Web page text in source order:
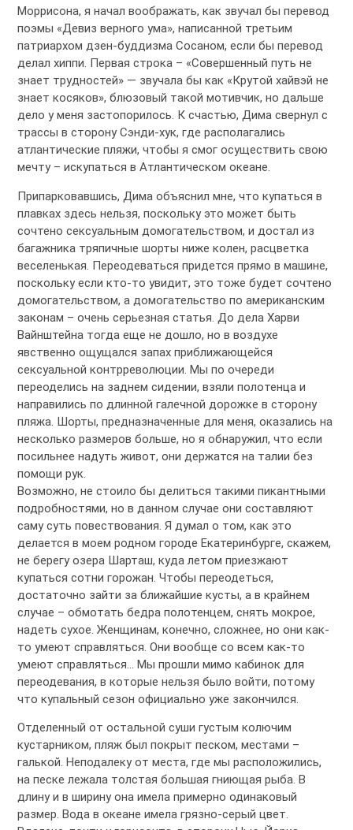
Моррисона, я начал воображать, как звучал бы перевод
поэмы «Девиз верного ума», написанной третьим
патриархом дзен-буддизма Сосаном, если бы перевод
делал хиппи. Первая строка – «Совершенный путь не
знает трудностей» — звучала бы как «Крутой хайвэй не
знает косяков», блюзовый такой мотивчик, но дальше
дело у меня застопорилось. К счастью, Дима свернул с
трассы в сторону Сэнди-хук, где располагались
атлантические пляжи, чтобы я смог осуществить свою
мечту – искупаться в Атлантическом океане.
Припарковавшись, Дима объяснил мне, что купаться в
плавках здесь нельзя, поскольку это может быть
сочтено сексуальным домогательством, и достал из
багажника тряпичные шорты ниже колен, расцветка
веселенькая. Переодеваться придется прямо в машине,
поскольку если кто-то увидит, это тоже будет сочтено
домогательством, а домогательство по американским
законам – очень серьезная статья. До дела Харви
Вайнштейна тогда еще не дошло, но в воздухе
явственно ощущался запах приближающейся
сексуальной контрреволюции. Мы по очереди
переоделись на заднем сидении, взяли полотенца и
направились по длинной галечной дорожке в сторону
пляжа. Шорты, предназначенные для меня, оказались на
несколько размеров больше, но я обнаружил, что если
посильнее надуть живот, они держатся на талии без
помощи рук.
Возможно, не стоило бы делиться такими пикантными
подробностями, но в данном случае они составляют
саму суть повествования. Я думал о том, как это
делается в моем родном городе Екатеринбурге, скажем,
не берегу озера Шарташ, куда летом приезжают
купаться сотни горожан. Чтобы переодеться,
достаточно зайти за ближайшие кусты, а в крайнем
случае – обмотать бедра полотенцем, снять мокрое,
надеть сухое. Женщинам, конечно, сложнее, но они как-
то умеют справляться. Они вообще со всем как-то
умеют справляться… Мы прошли мимо кабинок для
переодевания, в которые нельзя было войти, потому
что купальный сезон официально уже закончился.
Отделенный от остальной суши густым колючим
кустарником, пляж был покрыт песком, местами –
галькой. Неподалеку от места, где мы расположились,
на песке лежала толстая большая гниющая рыба. В
длину и в ширину она имела примерно одинаковый
размер. Вода в океане имела грязно-серый цвет.